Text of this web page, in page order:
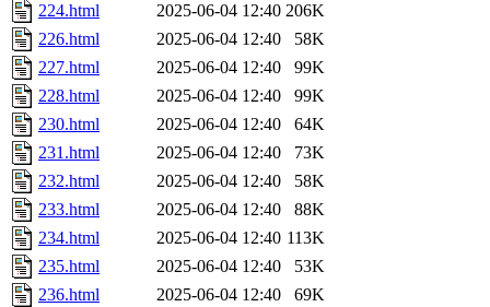
224.html
2025-06-04 12:40 206K
226.html
2025-06-04 12:40
58K
227.html
2025-06-04 12:40
99K
228.html
2025-06-04 12:40
99K
230.html
2025-06-04 12:40
64K
231.html
2025-06-04 12:40
73K
232.html
2025-06-04 12:40
58K
233.html
2025-06-04 12:40
88K
234.html
2025-06-04 12:40 113K
235.html
2025-06-04 12:40
53K
236.html
2025-06-04 12:40
69K